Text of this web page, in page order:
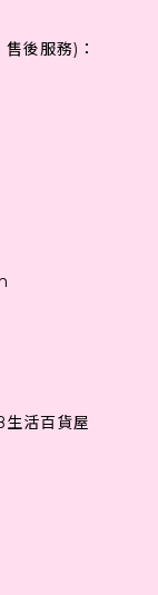
後服務)：
活百貨屋